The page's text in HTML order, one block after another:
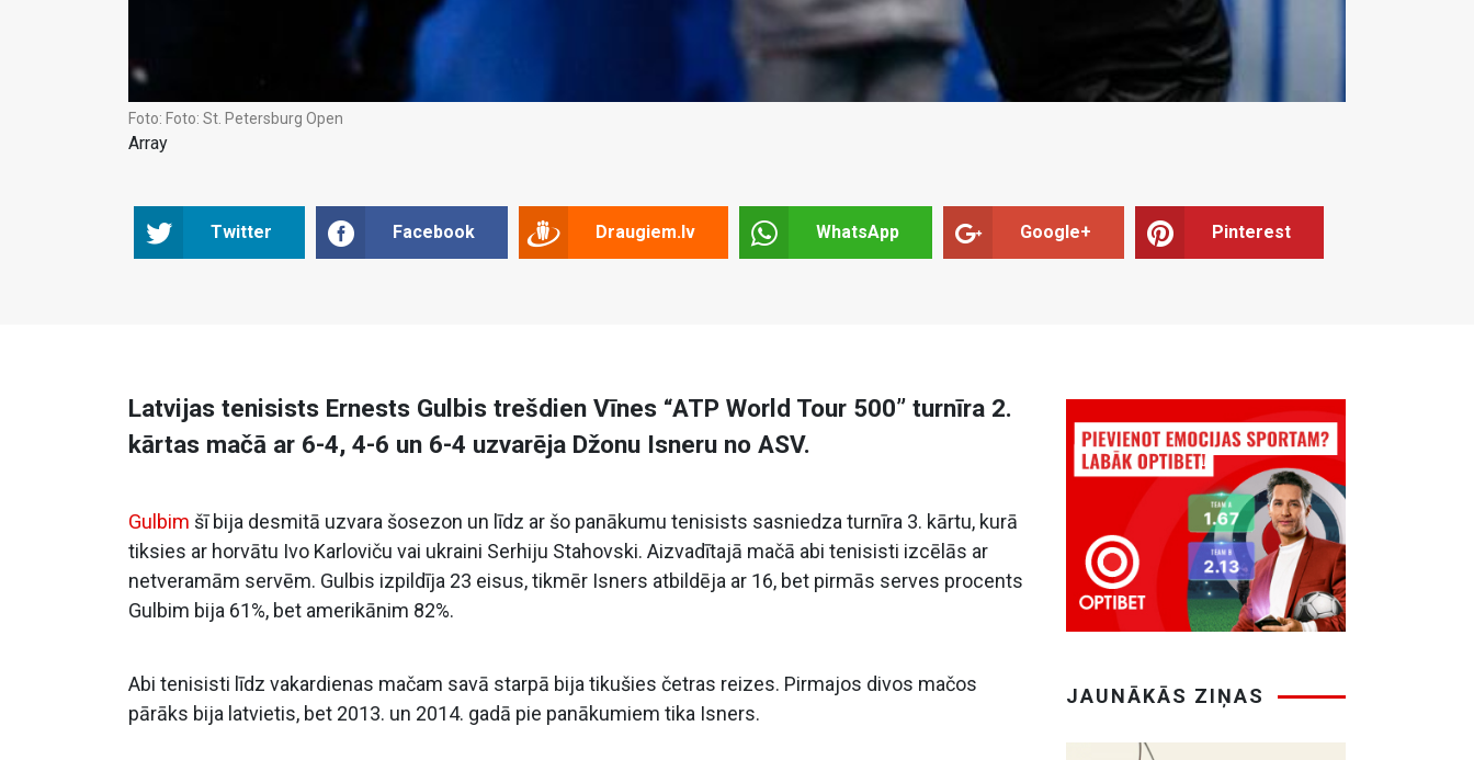
Foto: Foto: St. Petersburg Open
Array
Twitter Facebook Draugiem.lv WhatsApp Google+ Pinterest
Latvijas tenisists Ernests Gulbis trešdien Vīnes “ATP World Tour 500” turnīra 2.
kārtas mačā ar 6-4, 4-6 un 6-4 uzvarēja Džonu Isneru no ASV.
Gulbim šī bija desmitā uzvara šosezon un līdz ar šo panākumu tenisists sasniedza turnīra 3. kārtu, kurā
tiksies ar horvātu Ivo Karloviču vai ukraini Serhiju Stahovski. Aizvadītajā mačā abi tenisisti izcēlās ar
netveramām servēm. Gulbis izpildīja 23 eisus, tikmēr Isners atbildēja ar 16, bet pirmās serves procents
Gulbim bija 61%, bet amerikānim 82%.
Abi tenisisti līdz vakardienas mačam savā starpā bija tikušies četras reizes. Pirmajos divos mačos
pārāks bija latvietis, bet 2013. un 2014. gadā pie panākumiem tika Isners.
JAUNĀKĀS ZIŅAS